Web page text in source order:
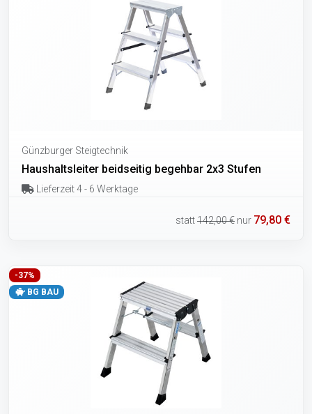
Günzburger Steigtechnik
Haushaltsleiter beidseitig begehbar 2x3 Stufen
Lieferzeit 4 - 6 Werktage
statt142,00 € nur 79,80 €
-37%
BG BAU